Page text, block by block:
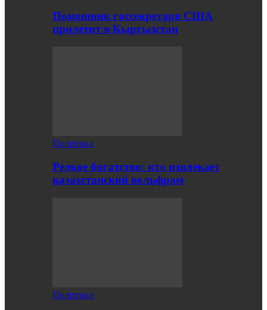
Помощник госсекретаря США
прилетит в Кыргызстан
Политика
Редкое богатство: кто извлекает
казахстанский вольфрам
Политика